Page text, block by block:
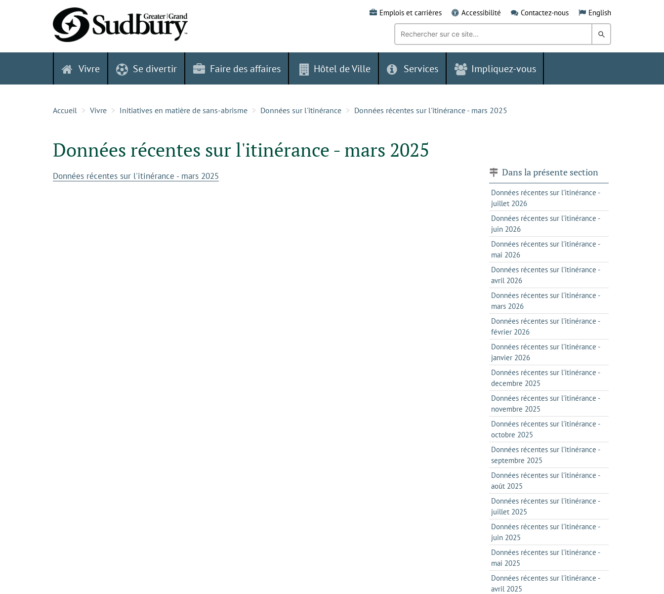
Emplois et carrières Accessibilité Contactez-nous English
Recherche
mot-
clé:
Rechercher
dans
Grand
Vivre Se divertir Faire des affaires Hôtel de Ville Services Impliquez-vous
Accueil Vivre Initiatives en matière de sans-abrisme Données sur l'itinérance Données récentes sur l'itinérance - mars 2025
Données récentes sur l'itinérance - mars 2025
Données récentes sur l'itinérance - mars 2025 Dans la présente section
Données récentes sur l'itinérance -
juillet 2026
Données récentes sur l'itinérance -
juin 2026
Données récentes sur l'itinérance -
mai 2026
Données récentes sur l'itinérance -
avril 2026
Données récentes sur l'itinérance -
mars 2026
Données récentes sur l'itinérance -
février 2026
Données récentes sur l'itinérance -
janvier 2026
Données récentes sur l'itinérance -
decembre 2025
Données récentes sur l'itinérance -
novembre 2025
Données récentes sur l'itinérance -
octobre 2025
Données récentes sur l'itinérance -
septembre 2025
Données récentes sur l'itinérance -
août 2025
Données récentes sur l'itinérance -
juillet 2025
Données récentes sur l'itinérance -
juin 2025
Données récentes sur l'itinérance -
mai 2025
Données récentes sur l'itinérance -
avril 2025